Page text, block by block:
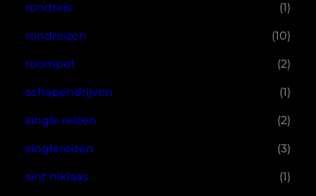
rondreis (1)
rondreizen (10)
roompot (2)
schapendrijven (1)
single reizen (2)
singlereizen (3)
sint niklaas (1)